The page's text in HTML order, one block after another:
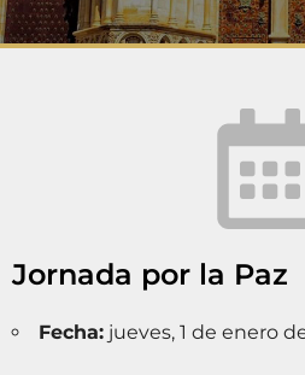
Jornada por la Paz
Fecha: jueves, 1 de enero